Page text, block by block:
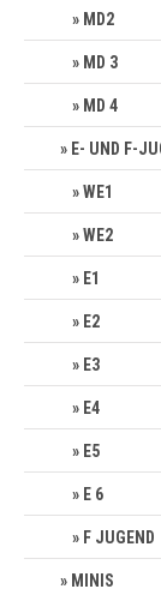
MD2
MD 3
MD 4
E- UND F-
WE1
WE2
E1
E2
E3
E4
E5
E 6
F JUGEND
MINIS